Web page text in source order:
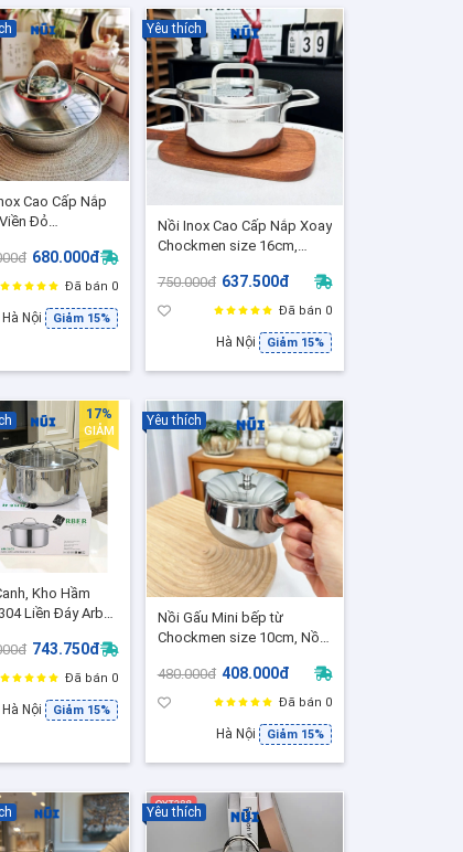
Cao Cấp Nắp
Đỏ
Canh,
tiện lợi
680.000đ
Đã bán 0
Hà Nội Giảm 15%
Nồi Inox Cao Cấp Nắp Xoay
Chockmen size 16cm,
3 lớp
750.000đ 637.500đ
Đã bán 0
Hà Nội Giảm 15%
Yêu thích
Kho Hầm
Liền Đáy Arber
Cao Cấp Dùng
Bếp
743.750đ
Đã bán 0
Hà Nội Giảm 15%
17%
GIẢM
Nồi Gấu Mini bếp từ
Chockmen size 10cm, Nồi
xinh CKM231
480.000đ 408.000đ
Đã bán 0
Hà Nội Giảm 15%
Yêu thích
Yêu thích